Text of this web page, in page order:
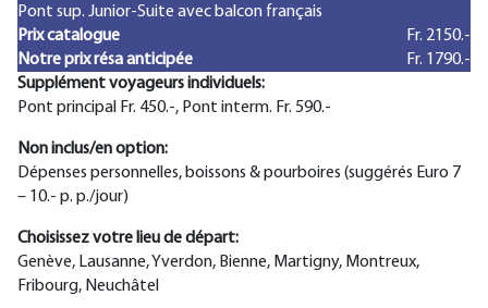
Pont sup. Junior-Suite avec balcon français
Prix catalogue
Fr. 2150.-
Notre prix résa anticipée
Fr. 1790.-
Supplément voyageurs individuels:
Pont principal Fr. 450.-, Pont interm. Fr. 590.-
Non inclus/en option:
Dépenses personnelles, boissons & pourboires (suggérés Euro 7
– 10.- p. p./jour)
Choisissez votre lieu de départ:
Genève, Lausanne, Yverdon, Bienne, Martigny, Montreux,
Fribourg, Neuchâtel